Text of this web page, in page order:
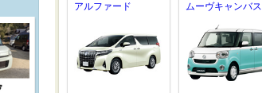
アルファード ムーヴキャンバス